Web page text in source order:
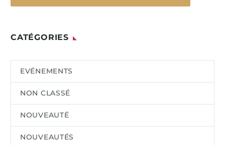
CATÉGORIES
EVÉNEMENTS
NON CLASSÉ
NOUVEAUTÉ
NOUVEAUTÉS